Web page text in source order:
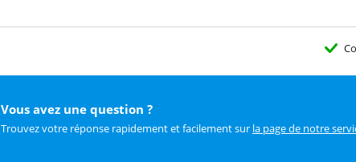
Vous avez une question ?
Trouvez votre réponse rapidement et facilement sur la page de notre